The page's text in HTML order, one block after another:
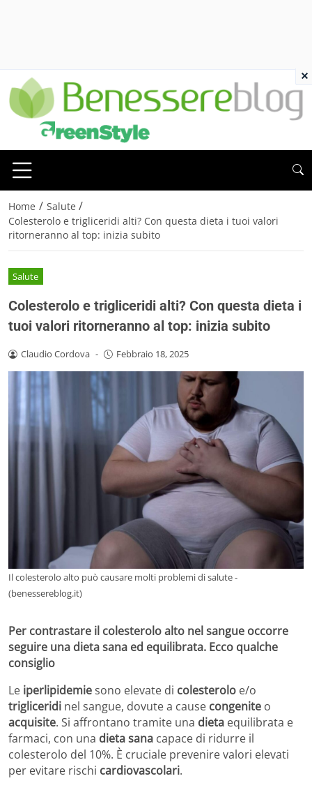
Home / Salute /
Colesterolo e trigliceridi alti? Con questa dieta i tuoi valori
ritorneranno al top: inizia subito
Salute
Colesterolo e trigliceridi alti? Con questa dieta i
tuoi valori ritorneranno al top: inizia subito
Claudio Cordova - Febbraio 18, 2025
Il colesterolo alto può causare molti problemi di salute -
(benessereblog.it)
Per contrastare il colesterolo alto nel sangue occorre
seguire una dieta sana ed equilibrata. Ecco qualche
consiglio
Le iperlipidemiesono elevate di colesterolo e/o
trigliceridi nel sangue, dovute a cause congenite o
acquisite. Si affrontano tramite una dieta equilibrata e
farmaci, con una dieta sana capace di ridurre il
colesterolo del 10%. È cruciale prevenire valori elevati
per evitare rischi cardiovascolari.
×